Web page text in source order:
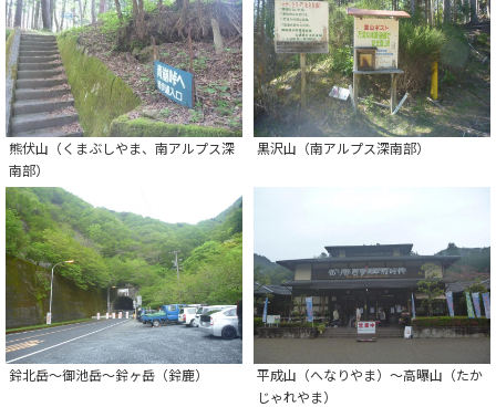
熊伏山（くまぶしやま、南アルプス深
南部）
黒沢山（南アルプス深南部）
鈴北岳～御池岳～鈴ヶ岳（鈴鹿）
平成山（へなりやま）～高曝山（たか
じゃれやま）